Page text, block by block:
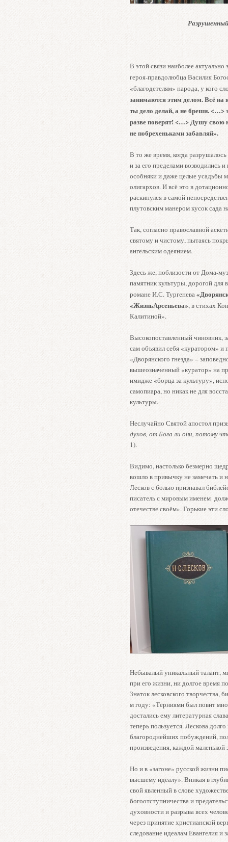
В этой связи наиболее актуально
героя-правдолюбца Василия
«благодетелям» народа, у кого
занимаются этим делом. Всё на
ты дело делай, а не бреши.
разве поверят! <…> Душу свою
не побрехеньками забавляй».
В то же время, когда
и за его пределами возводились
особняки и даже целые усадьбы
олигархов. И всё это в
раскинулся в самой
плутовским манером кусок сада
Так, согласно православной
святому и чистому, пытаясь
ангельским одеянием.
Здесь же, поблизости от Дома-
памятник культуры, дорогой для
романе И.С. Тургенева
«ЖизньАрсеньева», в стихах
Калитиной».
Высокопоставленный чиновник,
сам объявил себя «куратором» и
«Дворянского гнезда» –
вышеозначенный «куратор» на
имидже «борца за культуру»,
самопиара, но никак не для
культуры.
Неслучайно Святой апостол
духов, от Бога ли они, потому
1).
Видимо, настолько безмерно
вошло в привычку не замечать и
Лесков с болью признавал
писатель с мировым именем
отечестве своём». Горькие эти
Небывалый уникальный талант,
при его жизни, ни долгое время
Знаток лесковского
м году: «Терниями был повит
достались ему литературная
теперь пользуется. Лескова
благороднейших побуждений,
произведения, каждой маленькой
Но и в «загоне» русской жизни
высшему идеалу». Вникая в
свой явленный в слове
богоотступничества и
духовности и разрыва всех
через принятие христианской
следование идеалам Евангелия и